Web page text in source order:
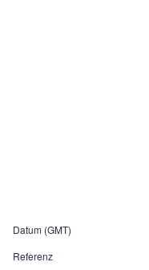
Datum (GMT)
Referenz